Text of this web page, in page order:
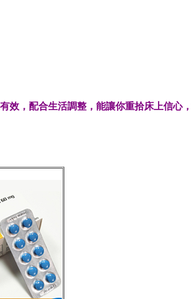
效，配合生活調整，能讓你重拾床上信心